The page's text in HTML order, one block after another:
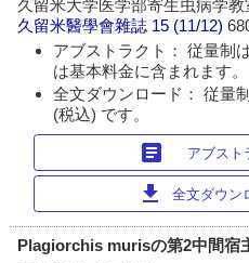
久留米大学医学部寄生虫病学教
久留米醫學會雜誌 15 (11/12)
アブストラクト： 従量制
は基本料金に含まれます。
全文ダウンロード： 従量
(税込) です。
article アブスト
download 全文ダウン
Plagiorchis murisの第2中間宿